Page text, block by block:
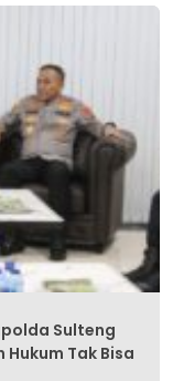
Sulteng
Hukum Tak Bisa